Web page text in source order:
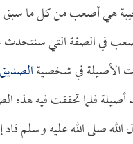
هي أصعب من كل ما سبق
في الصفة التي
الأصيلة في شخصيةالصديق
أصيلة فلما تحققت فيه هذه
صلى الله عليه وسلم قاد